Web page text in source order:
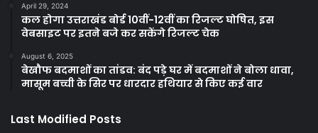
April 29, 2024
कल होगा उत्तराखंड बोर्ड 10वीं-12वीं का रिजल्ट घोषित, इस
वेबसाइट पर इतने बजे कर सकेंगे रिजल्ट चेक
August 6, 2025
बेखौफ बदमाशों का तांडव: बंद पड़े घर में बदमाशों ने बोला धावा,
मासूम बच्ची के सिर पर धारदार हथियार से किए कई वार
Last Modified Posts